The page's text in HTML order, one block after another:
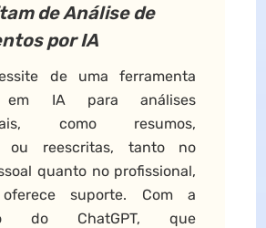
de Análise de
por IA
de uma ferramenta
em IA para análises
como resumos,
ou reescritas, tanto no
quanto no profissional,
suporte. Com a
do ChatGPT, que